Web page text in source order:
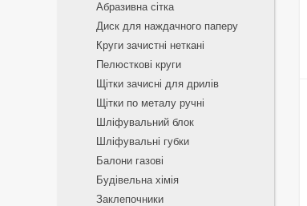
Абразивна сітка
Диск для наждачного паперу
Круги зачистні неткані
Пелюсткові круги
Щітки зачисні для дрилів
Щітки по металу ручні
Шліфувальний блок
Шліфувальні губки
Балони газові
Будівельна хімія
Заклепочники